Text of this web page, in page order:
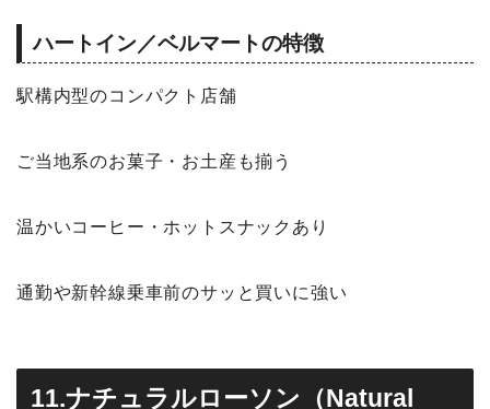
ハートイン／ベルマートの特徴
駅構内型のコンパクト店舗
ご当地系のお菓子・お土産も揃う
温かいコーヒー・ホットスナックあり
通勤や新幹線乗車前のサッと買いに強い
11.ナチュラルローソン（Natural